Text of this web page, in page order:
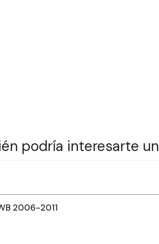
podría interesarte
2006-2011